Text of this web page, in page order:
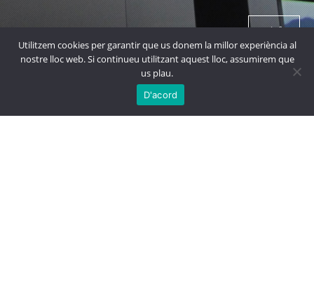
+ info
+ info
PROJECTES
Utilitzem cookies per garantir que us donem la millor experiència al
nostre lloc web. Si continueu utilitzant aquest lloc, assumirem que
us plau.
D'acord